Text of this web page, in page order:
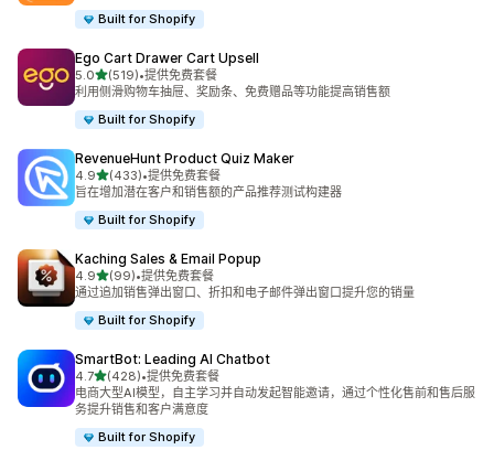
Built for Shopify
Ego Cart Drawer Cart Upsell
5.0星（满分 5 星）
(519)
总共 519 条评论
•提供免费套餐
利用侧滑购物车抽屉、奖励条、免费赠品等功能提高销售额
Built for Shopify
RevenueHunt Product Quiz Maker
4.9星（满分 5 星）
(433)
总共 433 条评论
•提供免费套餐
旨在增加潜在客户和销售额的产品推荐测试构建器
Built for Shopify
Kaching Sales & Email Popup
4.9星（满分 5 星）
(99)
总共 99 条评论
•提供免费套餐
通过追加销售弹出窗口、折扣和电子邮件弹出窗口提升您的销量
Built for Shopify
SmartBot: Leading AI Chatbot
4.7星（满分 5 星）
(428)
总共 428 条评论
•提供免费套餐
电商大型AI模型，自主学习并自动发起智能邀请，通过个性化售前和售后服
务提升销售和客户满意度
Built for Shopify